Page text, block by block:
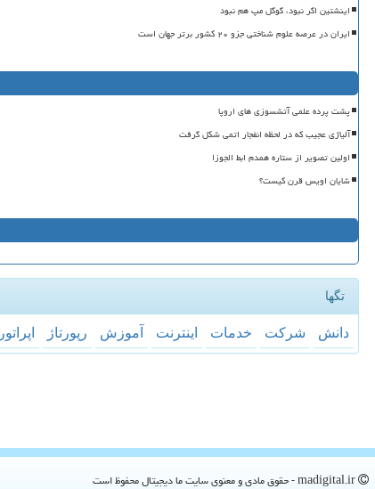
اینشتین اگر نبود، گوگل مپ هم نبود
ایران در عرصه علوم شناختی جزو ۲۰ کشور برتر جهان است
پشت پرده علمی آتشسوزی های اروپا
آلیاژی عجیب که در لحظه انفجار اتمی شکل گرفت
اولین تصویر از ستاره همدم ابط الجوزا
شایان اویس قرن کیست؟
تگها
دانش شركت خدمات اینترنت آموزش رپورتاژ اپراتور